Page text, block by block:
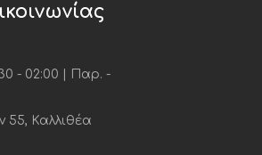
- 02:00 | Παρ. -
55, Καλλιθέα